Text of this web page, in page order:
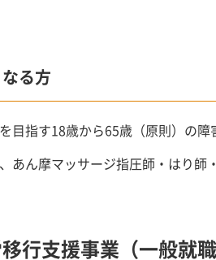
る方
目指す18歳から65歳（原則）の
あん摩マッサージ指圧師・はり
行支援事業（一般就